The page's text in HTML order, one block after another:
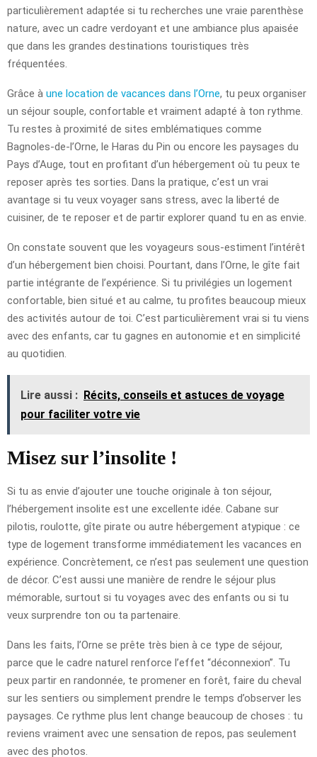
particulièrement adaptée si tu recherches une vraie parenthèse
nature, avec un cadre verdoyant et une ambiance plus apaisée
que dans les grandes destinations touristiques très
fréquentées.
Grâce à une location de vacances dans l’Orne, tu peux organiser
un séjour souple, confortable et vraiment adapté à ton rythme.
Tu restes à proximité de sites emblématiques comme
Bagnoles-de-l’Orne, le Haras du Pin ou encore les paysages du
Pays d’Auge, tout en profitant d’un hébergement où tu peux te
reposer après tes sorties. Dans la pratique, c’est un vrai
avantage si tu veux voyager sans stress, avec la liberté de
cuisiner, de te reposer et de partir explorer quand tu en as envie.
On constate souvent que les voyageurs sous-estiment l’intérêt
d’un hébergement bien choisi. Pourtant, dans l’Orne, le gîte fait
partie intégrante de l’expérience. Si tu privilégies un logement
confortable, bien situé et au calme, tu profites beaucoup mieux
des activités autour de toi. C’est particulièrement vrai si tu viens
avec des enfants, car tu gagnes en autonomie et en simplicité
au quotidien.
Lire aussi : Récits, conseils et astuces de voyage
pour faciliter votre vie
Misez sur l’insolite !
Si tu as envie d’ajouter une touche originale à ton séjour,
l’hébergement insolite est une excellente idée. Cabane sur
pilotis, roulotte, gîte pirate ou autre hébergement atypique : ce
type de logement transforme immédiatement les vacances en
expérience. Concrètement, ce n’est pas seulement une question
de décor. C’est aussi une manière de rendre le séjour plus
mémorable, surtout si tu voyages avec des enfants ou si tu
veux surprendre ton ou ta partenaire.
Dans les faits, l’Orne se prête très bien à ce type de séjour,
parce que le cadre naturel renforce l’effet “déconnexion”. Tu
peux partir en randonnée, te promener en forêt, faire du cheval
sur les sentiers ou simplement prendre le temps d’observer les
paysages. Ce rythme plus lent change beaucoup de choses : tu
reviens vraiment avec une sensation de repos, pas seulement
avec des photos.